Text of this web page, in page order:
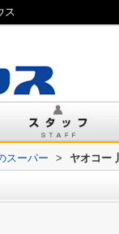
ス
スーパー > ヤオコー